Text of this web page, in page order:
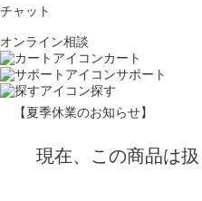
チャット
オンライン相談
カート
サポート
探す
【夏季休業のお知らせ】
現在、この商品は扱